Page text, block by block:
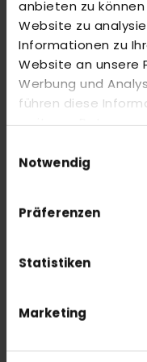
anbieten zu
Website zu
Informationen zu
Website an unsere
Werbung und
führen diese
weiteren Daten
Nutzung der
Notwendig
Präferenzen
Statistiken
Marketing
MALIK